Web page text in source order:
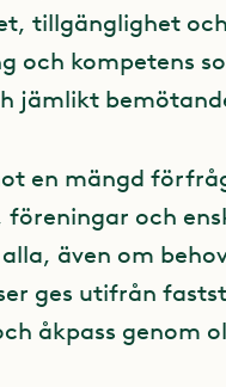
tillgänglighet
och kompetens
jämlikt
en mängd
och
även om
ges utifrån
åkpass genom